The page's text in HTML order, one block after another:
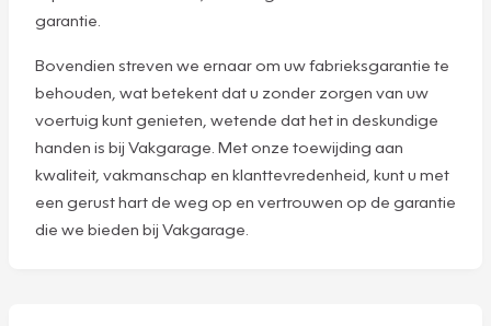
garantie.
Bovendien streven we ernaar om uw fabrieksgarantie te
behouden, wat betekent dat u zonder zorgen van uw
voertuig kunt genieten, wetende dat het in deskundige
handen is bij Vakgarage. Met onze toewijding aan
kwaliteit, vakmanschap en klanttevredenheid, kunt u met
een gerust hart de weg op en vertrouwen op de garantie
die we bieden bij Vakgarage.